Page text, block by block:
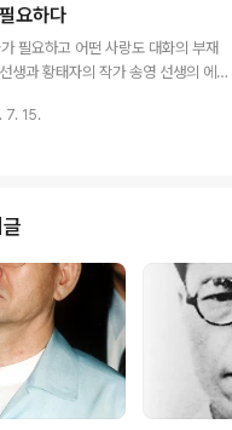
다. 그렇다고 우리는 백인이 될 수도
한 우리를 보고 백인들은 바나나라고
말이다. 우리도 다문화가 많아지고 있
편견, 백인들이 심어놓았던 편견을
우리 스스로의 정체성을 무시하는
요하다
필요하고 어떤 사랑도 대화의 부재
생과 황태자의 작가 송영 선생의 에세
이나 대화부재는 하나도 변하지 않
하다. 술을 마실 때 보면 이야기는 뒷
교환한다. 할말도 없고 들어줄 생각
마시자는 태도다. 덕분에 술집 매상은
은 사실 무의미하다기 짝이 없다. 대
그야말로 큰맘먹고 부부동반으로 연
어느 정도..
7. 15.